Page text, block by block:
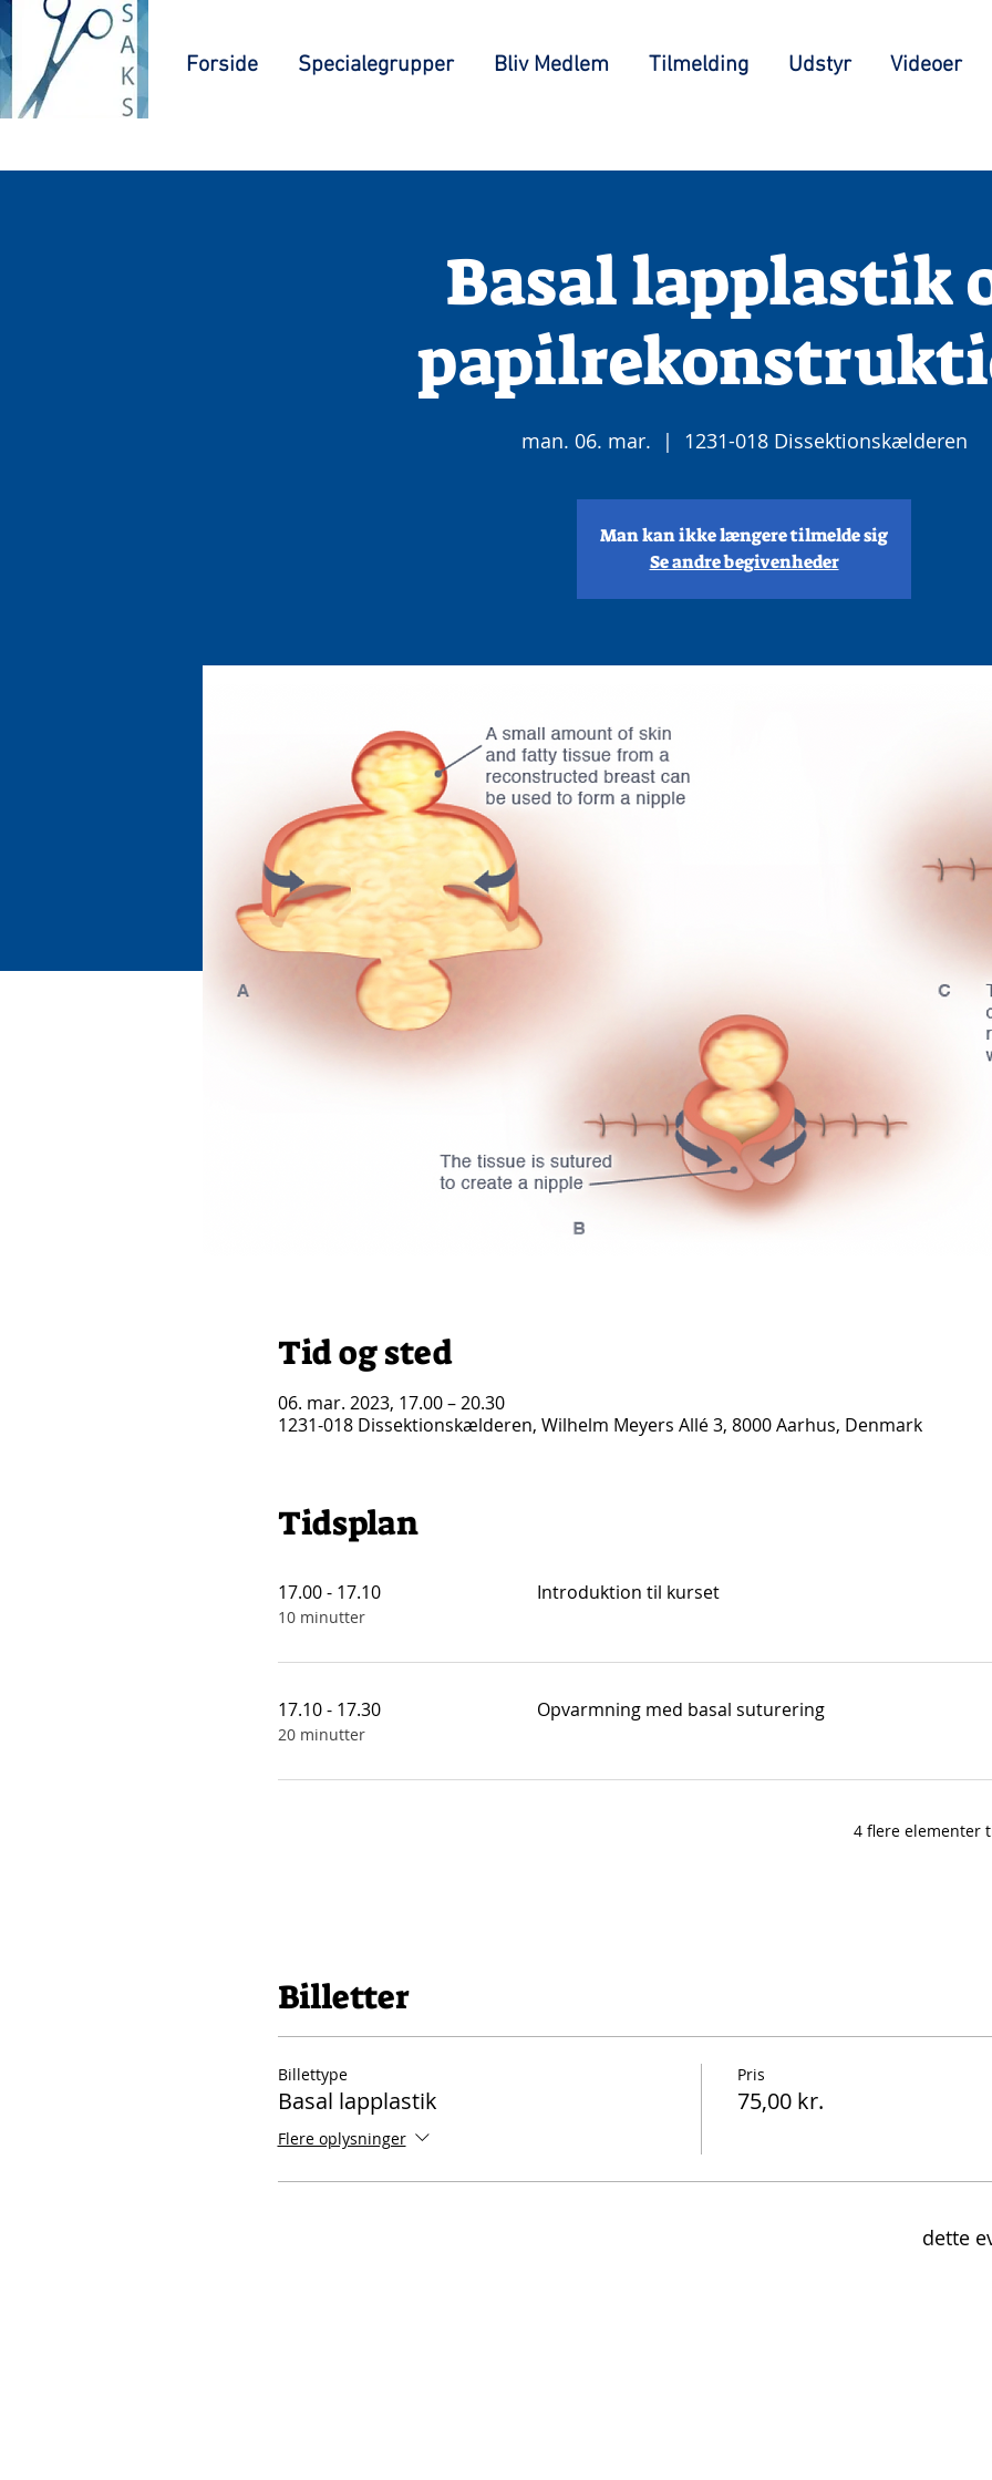
Forside Specialegrupper Bliv Medlem Tilmelding Udstyr Videoer
Basal lapplastik
man. 06. mar.
  |
1231-018 Dissektionskælderen
Man kan ikke længere tilmelde sig
Se andre begivenheder
Tid og sted
06. mar. 2023, 17.00 – 20.30
1231-018 Dissektionskælderen, Wilhelm Meyers Allé 3, 8000 Aarhus, Denmark
Tidsplan
17.00 - 17.10
10 minutter
Introduktion til kurset
17.10 - 17.30
20 minutter
Opvarmning med basal suturering
4 flere elementer
Billetter
Billettype
Basal lapplastik
Flere oplysninger
Pris
75,00 kr.
dette